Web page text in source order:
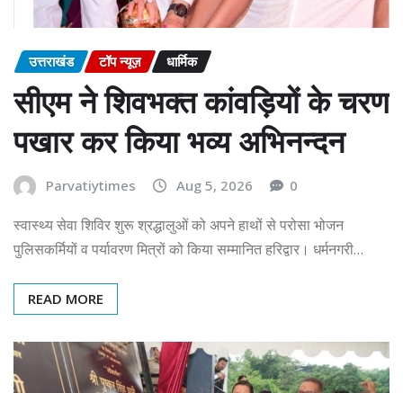
उत्तराखंड टॉप न्यूज़ धार्मिक
सीएम ने शिवभक्त कांवड़ियों के चरण
पखार कर किया भव्य अभिनन्दन
Parvatiytimes Aug 5, 2026 0
स्वास्थ्य सेवा शिविर शुरू श्रद्धालुओं को अपने हाथों से परोसा भोजन
पुलिसकर्मियों व पर्यावरण मित्रों को किया सम्मानित हरिद्वार। धर्मनगरी…
READ MORE